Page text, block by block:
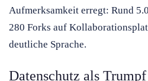
Aufmerksamkeit erregt: Rund
280 Forks auf
deutliche Sprache.
Datenschutz als Trumpf